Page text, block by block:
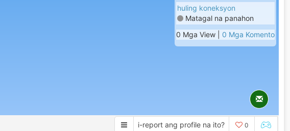
huling koneksyon
Matagal na panahon
0 Mga View | 0 Mga Komento
i-report ang profile na ito? 0